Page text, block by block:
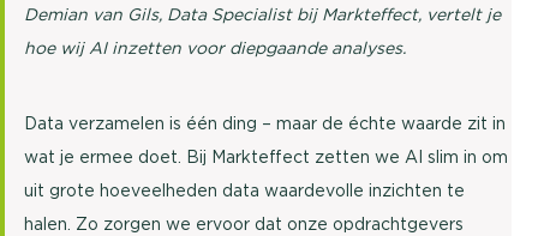
Demian van Gils, Data Specialist bij Markteffect, vertelt je
hoe wij AI inzetten voor diepgaande analyses.
Data verzamelen is één ding – maar de échte waarde zit in
wat je ermee doet. Bij Markteffect zetten we AI slim in om
uit grote hoeveelheden data waardevolle inzichten te
halen. Zo zorgen we ervoor dat onze opdrachtgevers